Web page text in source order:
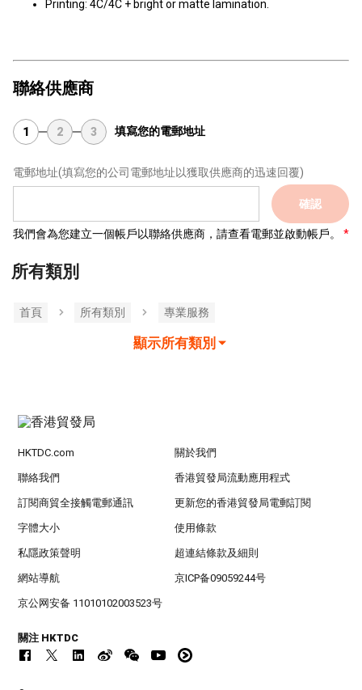
Printing: 4C/4C + bright or matte lamination.
聯絡供應商
1 2 3 填寫您的電郵地址
電郵地址(填寫您的公司電郵地址以獲取供應商的迅速回覆)
確認
我們會為您建立一個帳戶以聯絡供應商，請查看電郵並啟動帳戶。
所有類別
首頁 所有類別 專業服務
顯示所有類別
HKTDC.com 關於我們
聯絡我們 香港貿發局流動應用程式
訂閱商貿全接觸電郵通訊 更新您的香港貿發局電郵訂閱
字體大小 使用條款
私隱政策聲明 超連結條款及細則
網站導航 京ICP备09059244号
京公网安备 11010102003523号
關注 HKTDC